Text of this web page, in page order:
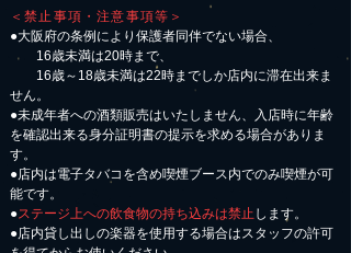
＜禁止事項・注意事項等＞
●大阪府の条例により保護者同伴でない場合、
16歳未満は20時まで、
16歳～18歳未満は22時までしか店内に滞在出来ま
せん。
●未成年者への酒類販売はいたしません、入店時に年齢
を確認出来る身分証明書の提示を求める場合がありま
す。
●店内は電子タバコを含め喫煙ブース内でのみ喫煙が可
能です。
●ステージ上への飲食物の持ち込みは禁止 します。
●店内貸し出しの楽器を使用する場合はスタッフの許可